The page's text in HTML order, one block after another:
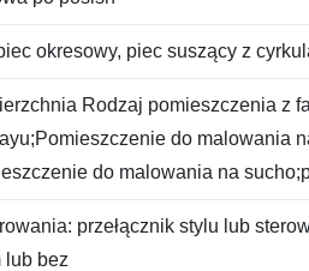
okresowy, piec suszący z
Rodzaj pomieszczenia z
do malowania
do malowania na
przełącznik stylu lub
lub bez